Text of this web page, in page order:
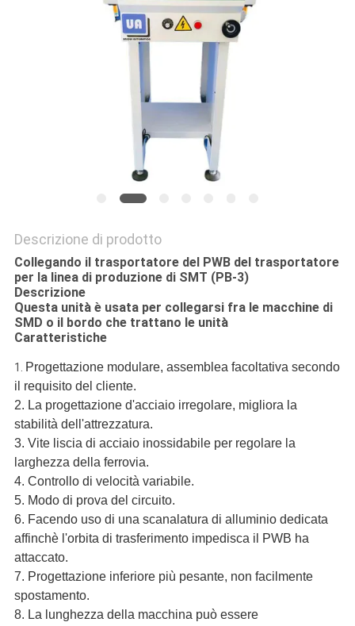
Descrizione di prodotto
Collegando il trasportatore del PWB del trasportatore
per la linea di produzione di SMT (PB-3)
Descrizione
Questa unità è usata per collegarsi fra le macchine di
SMD o il bordo che trattano le unità
Caratteristiche
1. Progettazione modulare, assemblea facoltativa secondo
il requisito del cliente.
2. La progettazione d'acciaio irregolare, migliora la
stabilità dell'attrezzatura.
3. Vite liscia di acciaio inossidabile per regolare la
larghezza della ferrovia.
4. Controllo di velocità variabile.
5. Modo di prova del circuito.
6. Facendo uso di una scanalatura di alluminio dedicata
affinchè l'orbita di trasferimento impedisca il PWB ha
attaccato.
7. Progettazione inferiore più pesante, non facilmente
spostamento.
8. La lunghezza della macchina può essere